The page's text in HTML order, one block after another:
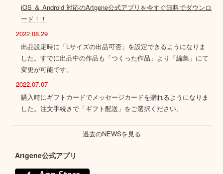
iOS ＆ Android 対応のArtgene公式アプリを今すぐ無料でダウンロ
ード！！
2022.08.29
出品設定時に「Lサイズの出品可否」を設定できるようになりま
した。すでに出品中の作品も「つくった作品」より「編集」にて
変更が可能です。
2022.07.07
購入時にギフトカードでメッセージカードを贈れるようになりま
した。注文手続きで「ギフト配送」をご選択ください。
過去のNEWSを見る
Artgene公式アプリ